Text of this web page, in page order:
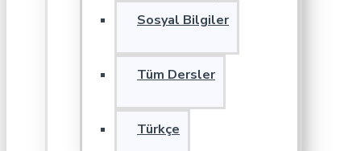
Sosyal Bilgiler
Tüm Dersler
Türkçe